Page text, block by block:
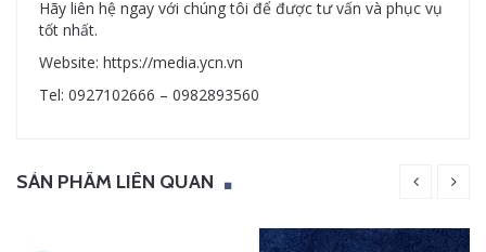
Hãy liên hệ ngay với chúng tôi để được tư vấn và phục vụ
tốt nhất.
Website: https://media.ycn.vn
Tel: 0927102666 – 0982893560
SẢN PHẨM LIÊN QUAN